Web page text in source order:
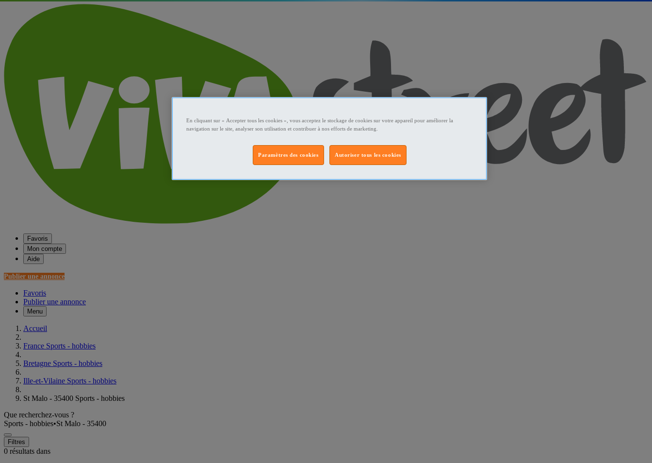
Favoris
Mon compte
Aide
Publier une annonce
Favoris
Publier une annonce
Menu
Accueil
France Sports - hobbies
Bretagne Sports - hobbies
Ille-et-Vilaine Sports - hobbies
St Malo - 35400 Sports - hobbies
Que recherchez-vous ?
Sports - hobbies•St Malo - 35400
Filtres
0 résultats dans
En cliquant sur « Accepter tous les cookies », vous acceptez le stockage de cookies sur votre appareil pour améliorer la
navigation sur le site, analyser son utilisation et contribuer à nos efforts de marketing.
Autoriser tous les cookies
Paramètres des cookies